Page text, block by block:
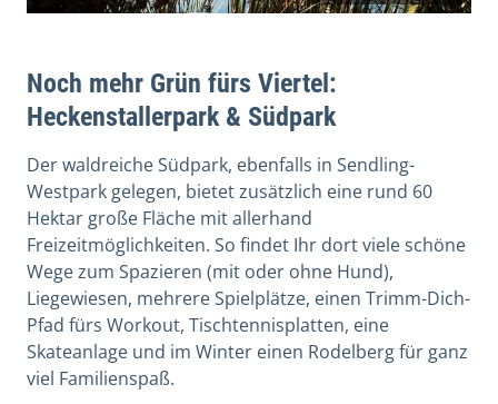
Noch mehr Grün fürs Viertel:
Heckenstallerpark & Südpark
Der waldreiche Südpark, ebenfalls in Sendling-
Westpark gelegen, bietet zusätzlich eine rund 60
Hektar große Fläche mit allerhand
Freizeitmöglichkeiten. So findet Ihr dort viele schöne
Wege zum Spazieren (mit oder ohne Hund),
Liegewiesen, mehrere Spielplätze, einen Trimm-Dich-
Pfad fürs Workout, Tischtennisplatten, eine
Skateanlage und im Winter einen Rodelberg für ganz
viel Familienspaß.